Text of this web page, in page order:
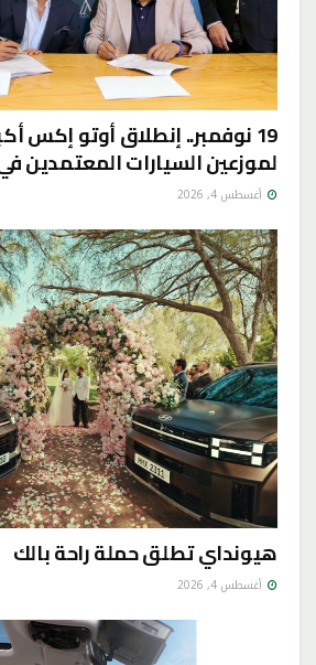
19 نوفمبر.. إنطلاق أوتو إكس
لموزعين السيارات المعتمدين
أغسطس 4, 2026
هيونداي تطلق حملة راحة بالك
أغسطس 4, 2026